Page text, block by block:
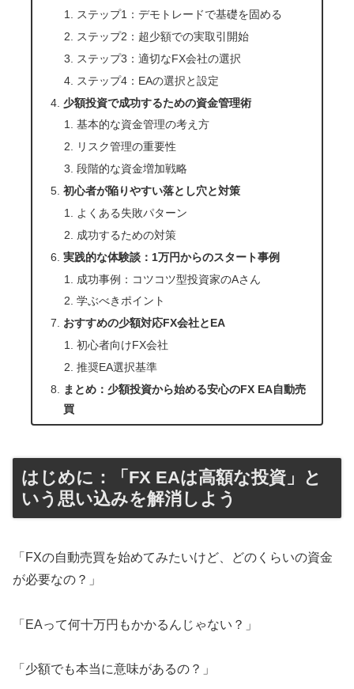
ステップ1：デモトレードで基礎を固める
ステップ2：超少額での実取引開始
ステップ3：適切なFX会社の選択
ステップ4：EAの選択と設定
少額投資で成功するための資金管理術
基本的な資金管理の考え方
リスク管理の重要性
段階的な資金増加戦略
初心者が陥りやすい落とし穴と対策
よくある失敗パターン
成功するための対策
実践的な体験談：1万円からのスタート事例
成功事例：コツコツ型投資家のAさん
学ぶべきポイント
おすすめの少額対応FX会社とEA
初心者向けFX会社
推奨EA選択基準
まとめ：少額投資から始める安心のFX EA自動売
買
はじめに：「FX EAは高額な投資」と
いう思い込みを解消しよう
「FXの自動売買を始めてみたいけど、どのくらいの資金
が必要なの？」
「EAって何十万円もかかるんじゃない？」
「少額でも本当に意味があるの？」